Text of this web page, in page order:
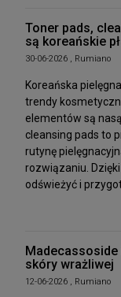
Toner pads,
są koreańskie
30-06-2026 , Rumiano
Koreańska
trendy
elementów są
cleansing pads to
rutynę
rozwiązaniu.
odświeżyć i
Madecassoside
skóry wrażliwej
12-06-2026 , Rumiano